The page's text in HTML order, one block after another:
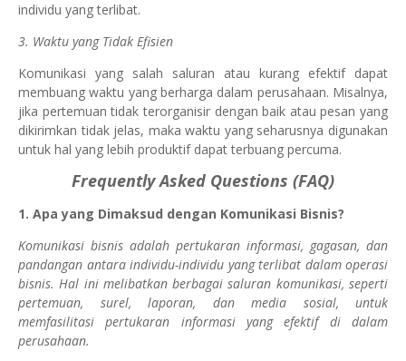
individu yang terlibat.
3. Waktu yang Tidak Efisien
Komunikasi yang salah saluran atau kurang efektif dapat
membuang waktu yang berharga dalam perusahaan. Misalnya,
jika pertemuan tidak terorganisir dengan baik atau pesan yang
dikirimkan tidak jelas, maka waktu yang seharusnya digunakan
untuk hal yang lebih produktif dapat terbuang percuma.
Frequently Asked Questions (FAQ)
1. Apa yang Dimaksud dengan Komunikasi Bisnis?
Komunikasi bisnis adalah pertukaran informasi, gagasan, dan
pandangan antara individu-individu yang terlibat dalam operasi
bisnis. Hal ini melibatkan berbagai saluran komunikasi, seperti
pertemuan, surel, laporan, dan media sosial, untuk
memfasilitasi pertukaran informasi yang efektif di dalam
perusahaan.